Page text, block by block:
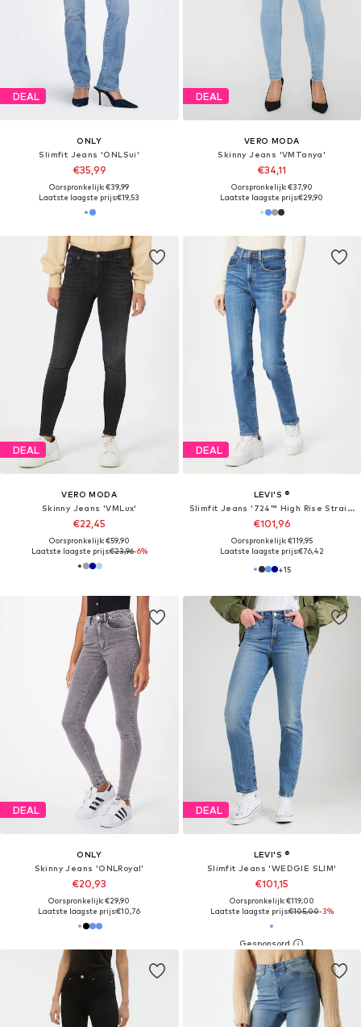
DEAL
ONLY
Slimfit Jeans 'ONLSui'
€35,99
Oorspronkelijk: €39,99
Laatste laagste prijs:€19,53
DEAL
VERO MODA
Skinny Jeans 'VMTanya'
€34,11
Oorspronkelijk: €37,90
Laatste laagste prijs:€29,90
DEAL
VERO MODA
Skinny Jeans 'VMLux'
€22,45
Oorspronkelijk: €59,90
Laatste laagste prijs:€23,96-6%
DEAL
LEVI'S ®
Slimfit Jeans '724™ High Rise Straight'
€101,96
Oorspronkelijk: €119,95
Laatste laagste prijs:€76,42
+15
DEAL
ONLY
Skinny Jeans 'ONLRoyal'
€20,93
Oorspronkelijk: €29,90
Laatste laagste prijs:€10,76
DEAL
LEVI'S ®
Slimfit Jeans 'WEDGIE SLIM'
€101,15
Oorspronkelijk: €119,00
Laatste laagste prijs:€105,00-3%